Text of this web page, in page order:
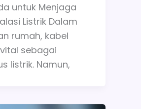
untuk Menjaga
Listrik Dalam
rumah, kabel
sebagai
listrik. Namun,